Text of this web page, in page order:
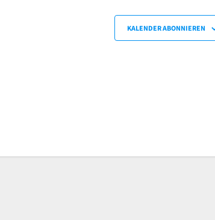
KALENDER ABONNIEREN